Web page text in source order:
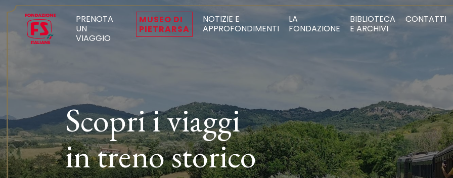
PRENOTA
UN
VIAGGIO
MUSEO DI
PIETRARSA
NOTIZIE E
APPROFONDIMENTI
LA
FONDAZIONE
BIBLIOTECA
E ARCHIVI
CONTATTI
Scopri i viaggi
in treno storico